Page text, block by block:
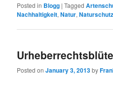
Posted in Blogg |Tagged
Nachhaltigkeit,Natur,Naturschutz
Posted onJanuary 3, 2013by